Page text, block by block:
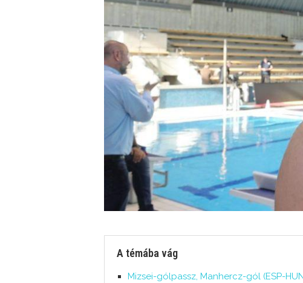
A témába vág
Mizsei-gólpassz, Manhercz-gól (ESP-